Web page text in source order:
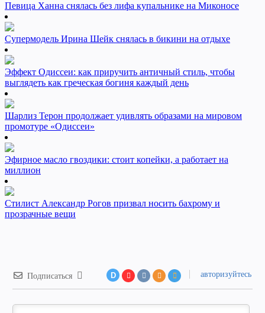
Певица Ханна снялась без лифа купальнике на Миконосе
Супермодель Ирина Шейк снялась в бикини на отдыхе
Эффект Одиссеи: как приручить античный стиль, чтобы
выглядеть как греческая богиня каждый день
Шарлиз Терон продолжает удивлять образами на мировом
промотуре «Одиссеи»
Эфирное масло гвоздики: стоит копейки, а работает на
миллион
Стилист Александр Рогов призвал носить бахрому и
прозрачные вещи
Подписаться D авторизуйтесь